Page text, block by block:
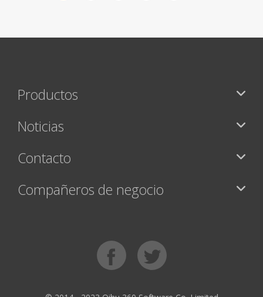
Productos
Noticias
Contacto
Compañeros de negocio